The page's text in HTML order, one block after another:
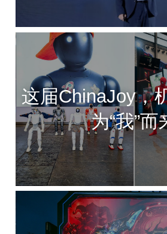
这届ChinaJoy，
为“我”而